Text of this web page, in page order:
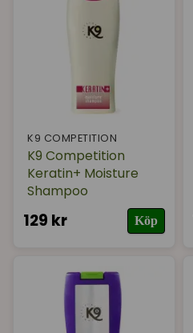
K9 COMPETITION
K9 Competition
Keratin+ Moisture
Shampoo
129 kr Köp